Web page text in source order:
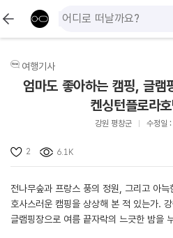
여행기사
엄마도 좋아하는 캠핑, 글램
켄싱턴플로라
강원 평창군 수정일
2 6.1K
전나무숲과 프랑스 풍의 정원, 그리고 아
호사스러운 캠핑을 상상해 본 적 있는가.
글램핑장으로 여름 끝자락의 느긋한 밤을